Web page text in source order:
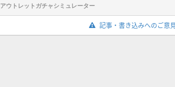
アウトレットガチャシミュレーター
記事・書き込みへのご意